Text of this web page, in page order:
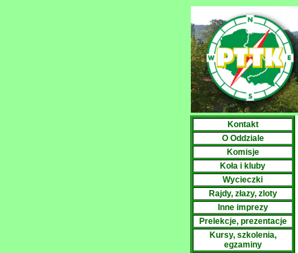
Kontakt
O Oddziale
Komisje
Koła i kluby
Wycieczki
Rajdy, złazy, zloty
Inne imprezy
Prelekcje, prezentacje
Kursy, szkolenia,
egzaminy